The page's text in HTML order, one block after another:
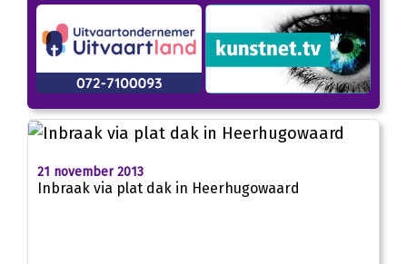
21 november 2013
Inbraak via plat dak in Heerhugowaard